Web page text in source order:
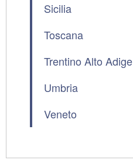
Sicilia
Toscana
Trentino Alto Adige
Umbria
Veneto